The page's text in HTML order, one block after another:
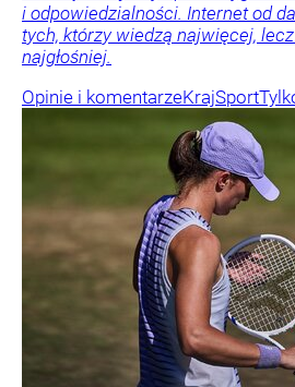
i odpowiedzialności. Internet od
tych, którzy wiedzą najwięcej,
najgłośniej.
Opinie i komentarzeKrajSport